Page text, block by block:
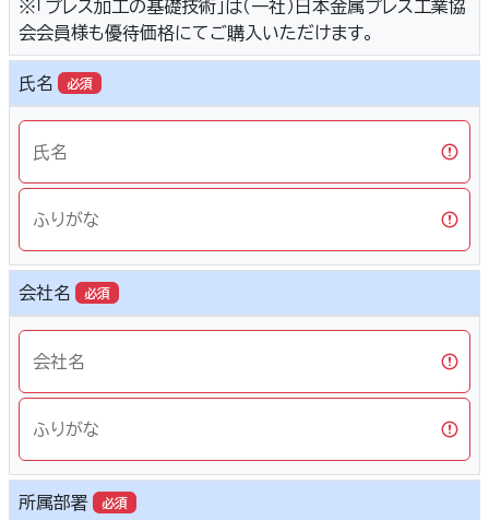
※「プレス加工の基礎技術」は（一社）日本金属プレス工業協
会会員様も優待価格にてご購入いただけます。
氏名 必須
氏名
ふりがな
会社名 必須
会社名
ふりがな
所属部署 必須